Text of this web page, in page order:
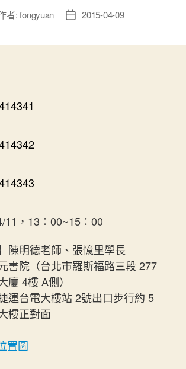
者:fongyuan
文 2015-04-09
11，13：00~15：00
陳明德老師、張憶里學長
書院（台北市羅斯福路三段 277
4樓 A側）
運台電大樓站 2號出口步行約 5
樓正對面